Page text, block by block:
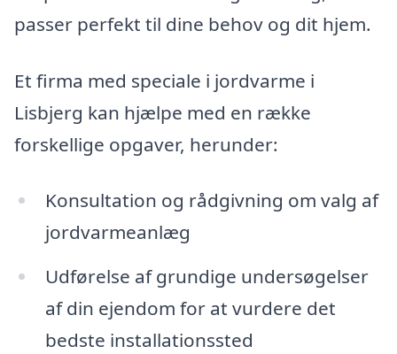
passer perfekt til dine behov og dit hjem.
Et firma med speciale i jordvarme i
Lisbjerg kan hjælpe med en række
forskellige opgaver, herunder:
Konsultation og rådgivning om valg af
jordvarmeanlæg
Udførelse af grundige undersøgelser
af din ejendom for at vurdere det
bedste installationssted